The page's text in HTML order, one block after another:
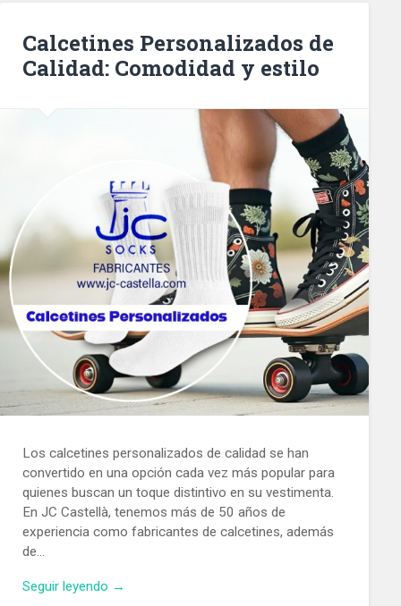
Calcetines Personalizados de
Calidad: Comodidad y estilo
Los calcetines personalizados de calidad se han
convertido en una opción cada vez más popular para
quienes buscan un toque distintivo en su vestimenta.
En JC Castellà, tenemos más de 50 años de
experiencia como fabricantes de calcetines, además
de…
Seguir leyendo →